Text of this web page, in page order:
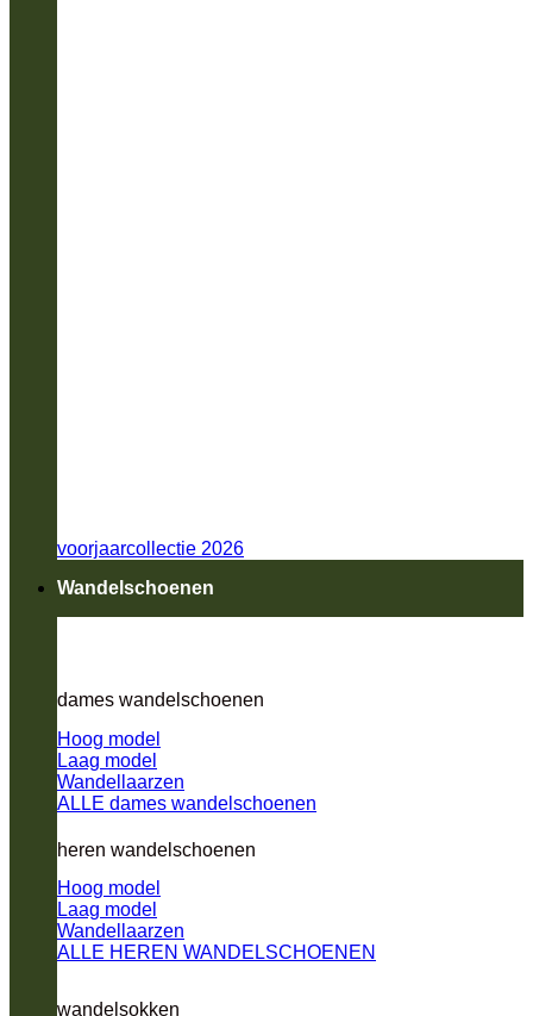
voorjaarcollectie 2026
Wandelschoenen
dames wandelschoenen
Hoog model
Laag model
Wandellaarzen
ALLE dames wandelschoenen
heren wandelschoenen
Hoog model
Laag model
Wandellaarzen
ALLE HEREN WANDELSCHOENEN
wandelsokken